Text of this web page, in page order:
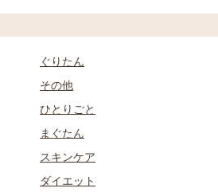
ぐりたん
その他
ひとりごと
まぐたん
スキンケア
ダイエット